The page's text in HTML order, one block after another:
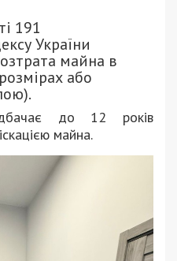
191
України
майна в
або
до 12 років
майна.